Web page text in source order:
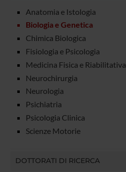
Anatomia e Istologia
Biologia e Genetica
Chimica Biologica
Fisiologia e Psicologia
Medicina Fisica e Riabilitativa
Neurochirurgia
Neurologia
Psichiatria
Psicologia Clinica
Scienze Motorie
DOTTORATI DI RICERCA